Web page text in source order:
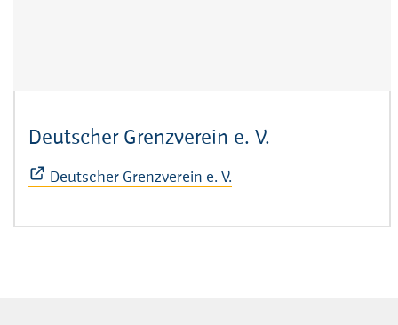
Deutscher Grenzverein e. V.
Deutscher Grenzverein e. V.